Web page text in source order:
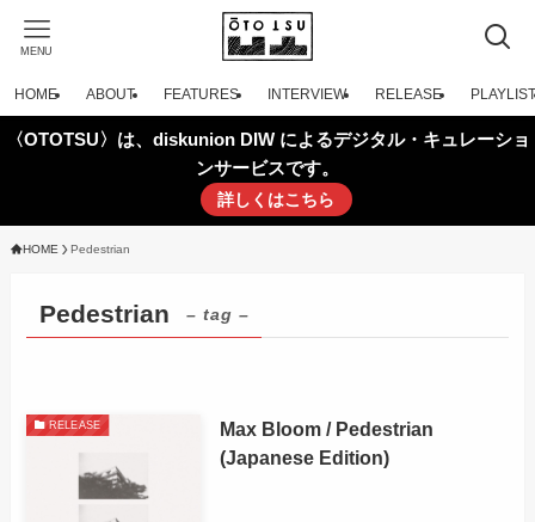
MENU
HOME ABOUT FEATURES INTERVIEW RELEASE PLAYLIST
〈OTOTSU〉は、diskunion DIW によるデジタル・キュレーショ
ンサービスです。
詳しくはこちら
HOME Pedestrian
Pedestrian – tag –
RELEASE
Max Bloom / Pedestrian
(Japanese Edition)